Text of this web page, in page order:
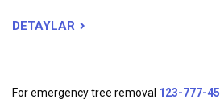
DETAYLAR
For emergency tree removal 123-777-